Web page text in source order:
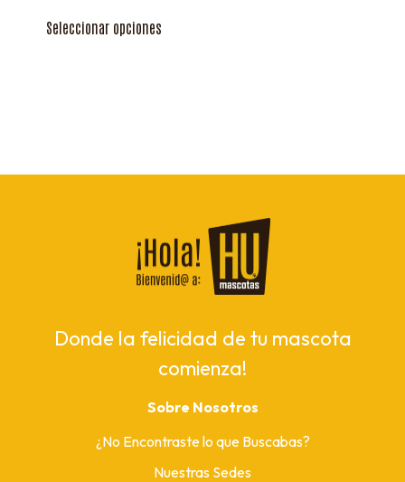
Seleccionar opciones
Donde la felicidad de tu mascota
comienza!
Sobre Nosotros
¿No Encontraste lo que Buscabas?
Nuestras Sedes